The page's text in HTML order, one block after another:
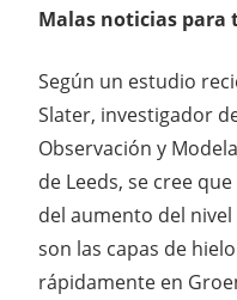
Malas noticias para
Según un estudio
Slater, investigador
Observación y
de Leeds, se cree
del aumento del
son las capas de
rápidamente en